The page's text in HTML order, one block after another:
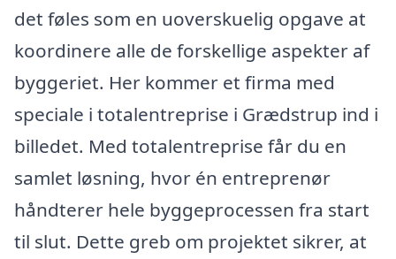
det føles som en uoverskuelig opgave at
koordinere alle de forskellige aspekter af
byggeriet. Her kommer et firma med
speciale i totalentreprise i Grædstrup ind i
billedet. Med totalentreprise får du en
samlet løsning, hvor én entreprenør
håndterer hele byggeprocessen fra start
til slut. Dette greb om projektet sikrer, at